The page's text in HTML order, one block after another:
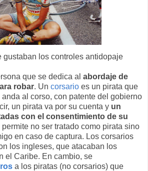
gustaban los controles antidopaje
que se dedica al abordaje de
robar. Un corsario es un pirata que
al corso, con patente del gobierno
un pirata va por su cuenta y un
con el consentimiento de su
permite no ser tratado como pirata sino
en caso de captura. Los corsarios
los ingleses, que atacaban los
el Caribe. En cambio, se
a los piratas (no corsarios) que